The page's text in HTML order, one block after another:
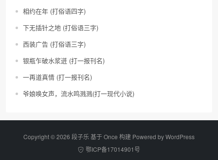
相约在年 (打俗语四字)
下无插针之地 (打俗语三字)
西装广告 (打俗语三字)
银瓶乍破水浆迸 (打一报刊名)
一再道真情 (打一报刊名)
爷娘唤女声，流水鸣溅溅(打一现代小说)
Copyright © 2026 段子乐 基于 Once 构建 Powered byWordPress
鄂ICP备17014901号